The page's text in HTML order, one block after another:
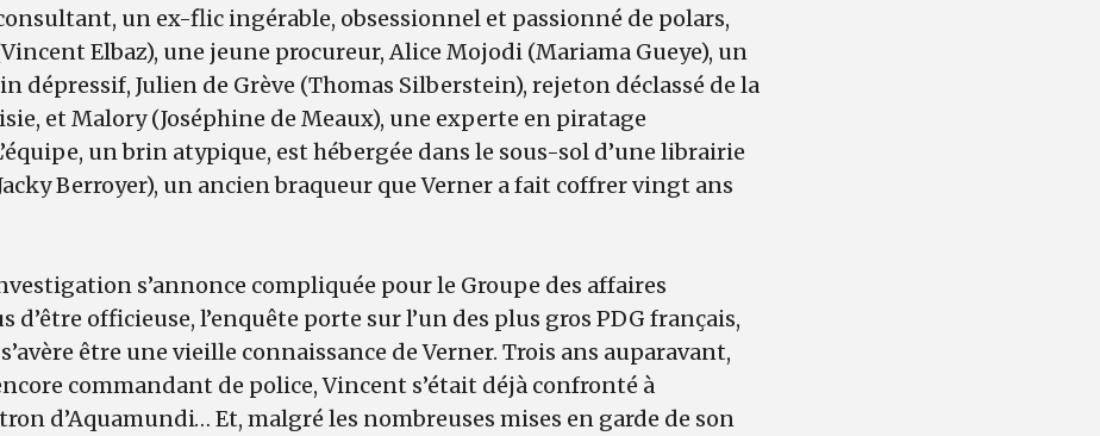
un ex-flic ingérable, obsessionnel et passionné de polars,
Elbaz), une jeune procureur, Alice Mojodi (Mariama Gueye), un
dépressif, Julien de Grève (Thomas Silberstein), rejeton déclassé de la
et Malory (Joséphine de Meaux), une experte en piratage
un brin atypique, est hébergée dans le sous-sol d’une librairie
Berroyer), un ancien braqueur que Verner a fait coffrer vingt ans
s’annonce compliquée pour le Groupe des affaires
d’être officieuse, l’enquête porte sur l’un des plus gros PDG français,
être une vieille connaissance de Verner. Trois ans auparavant,
commandant de police, Vincent s’était déjà confronté à
d’Aquamundi… Et, malgré les nombreuses mises en garde de son